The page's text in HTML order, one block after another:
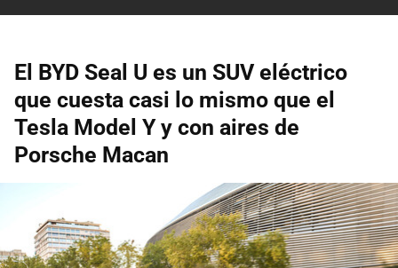
El BYD Seal U es un SUV eléctrico
que cuesta casi lo mismo que el
Tesla Model Y y con aires de
Porsche Macan